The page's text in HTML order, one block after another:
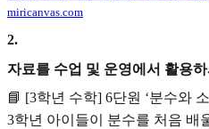
miricanvas.com
2.
자료를 수업 및 운영에서 활용
📘 [3학년 수학] 6단원 ‘분수와
3학년 아이들이 분수를 처음 배